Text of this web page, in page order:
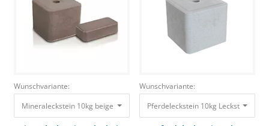
Wunschvariante:
Mineraleckstein 10kg beige Aus naturbelassenem Salz mit
Wunschvariante:
Pferdeleckstein 10kg Leckstein zur